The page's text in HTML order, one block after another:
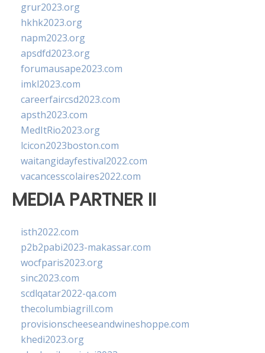
grur2023.org
hkhk2023.org
napm2023.org
apsdfd2023.org
forumausape2023.com
imkl2023.com
careerfaircsd2023.com
apsth2023.com
MedItRio2023.org
lcicon2023boston.com
waitangidayfestival2022.com
vacancesscolaires2022.com
MEDIA PARTNER II
isth2022.com
p2b2pabi2023-makassar.com
wocfparis2023.org
sinc2023.com
scdlqatar2022-qa.com
thecolumbiagrill.com
provisionscheeseandwineshoppe.com
khedi2023.org